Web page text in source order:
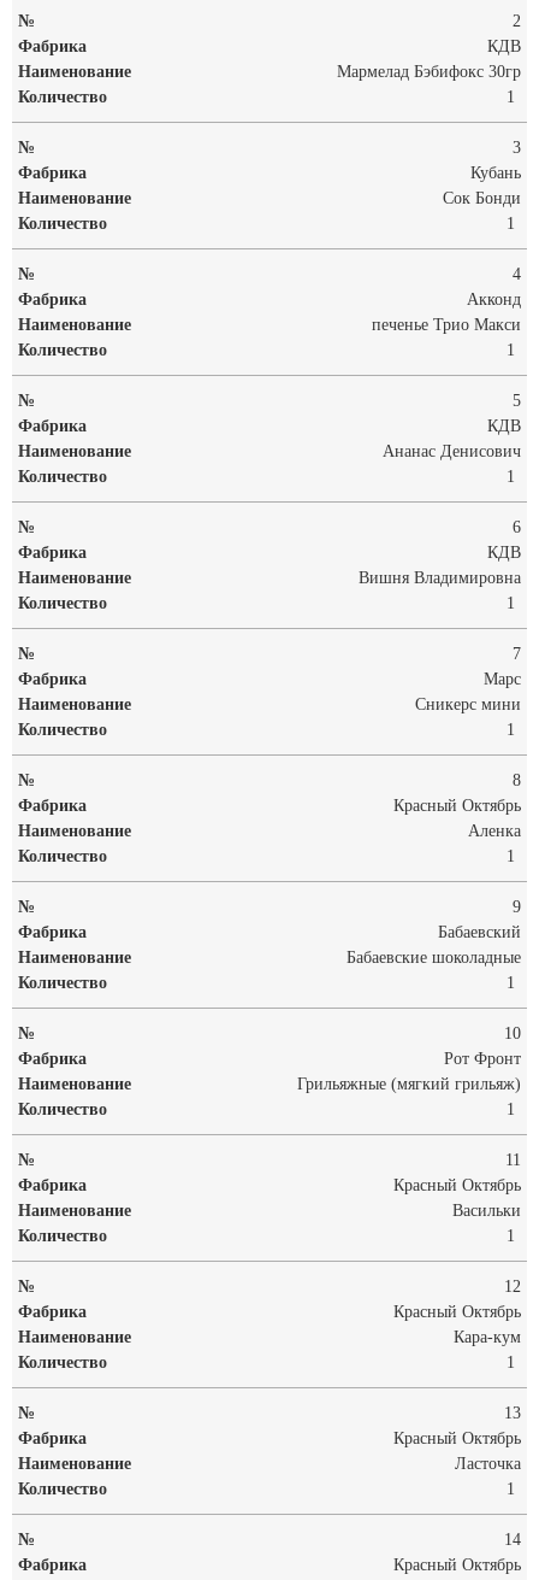
2
КДВ
Мармелад Бэбифокс 30гр
1
3
Кубань
Сок Бонди
1
4
Акконд
печенье Трио Макси
1
5
КДВ
Ананас Денисович
1
6
КДВ
Вишня Владимировна
1
7
Марс
Сникерс мини
1
8
Красный Октябрь
Аленка
1
9
Бабаевский
Бабаевские шоколадные
1
10
Рот Фронт
Грильяжные (мягкий грильяж)
1
11
Красный Октябрь
Васильки
1
12
Красный Октябрь
Кара-кум
1
13
Красный Октябрь
Ласточка
1
14
Красный Октябрь